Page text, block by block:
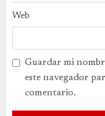
Web
Guardar mi
este navegador
comentario.